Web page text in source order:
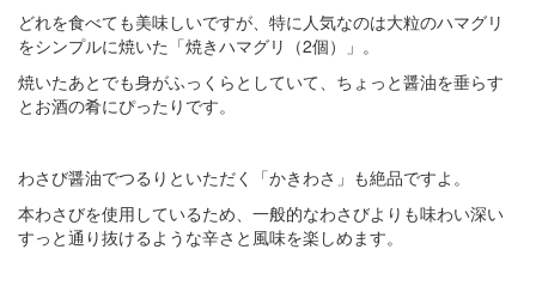
どれを食べても美味しいですが、特に人気なのは大粒のハマグリ
をシンプルに焼いた「焼きハマグリ（2個）」。
焼いたあとでも身がふっくらとしていて、ちょっと醤油を垂らす
とお酒の肴にぴったりです。
わさび醤油でつるりといただく「かきわさ」も絶品ですよ。
本わさびを使用しているため、一般的なわさびよりも味わい深い
すっと通り抜けるような辛さと風味を楽しめます。